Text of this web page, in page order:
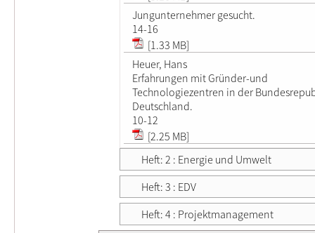
Jungunternehmer gesucht.
14-16
[1.33 MB]
Heuer, Hans
Erfahrungen mit Gründer-und
Technologiezentren in der
Deutschland.
10-12
[2.25 MB]
Heft: 2 : Energie und Umwelt
Heft: 3 : EDV
Heft: 4 : Projektmanagement